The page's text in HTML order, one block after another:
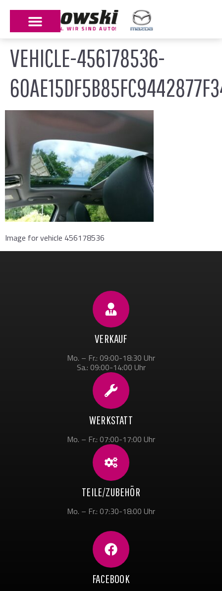
VEHICLE-456178536-
Image for vehicle 456178536
VERKAUF
Mo. – Fr.: 09:00-18:30 Uhr
Sa.: 09:00-14:00 Uhr
WERKSTATT
Mo. – Fr.: 07:00-17:00 Uhr
TEILE/ZUBEHÖR
Mo. – Fr.: 07:30-18:00 Uhr
FACEBOOK